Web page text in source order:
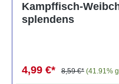
Kampffisch-
splendens
4,99 €* 8,59 €* (41.91%